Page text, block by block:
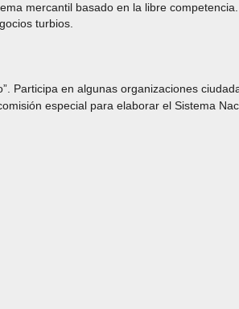
mercantil basado en la libre
turbios.
Participa en algunas organizaciones
especial para elaborar el Sistema